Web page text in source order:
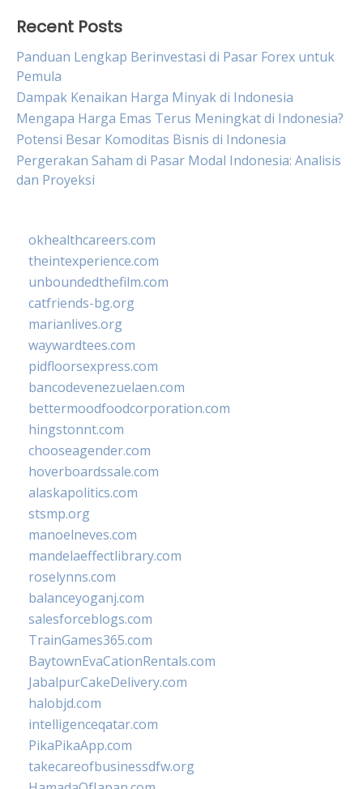
Recent Posts
Panduan Lengkap Berinvestasi di Pasar Forex untuk
Pemula
Dampak Kenaikan Harga Minyak di Indonesia
Mengapa Harga Emas Terus Meningkat di Indonesia?
Potensi Besar Komoditas Bisnis di Indonesia
Pergerakan Saham di Pasar Modal Indonesia: Analisis
dan Proyeksi
okhealthcareers.com
theintexperience.com
unboundedthefilm.com
catfriends-bg.org
marianlives.org
waywardtees.com
pidfloorsexpress.com
bancodevenezuelaen.com
bettermoodfoodcorporation.com
hingstonnt.com
chooseagender.com
hoverboardssale.com
alaskapolitics.com
stsmp.org
manoelneves.com
mandelaeffectlibrary.com
roselynns.com
balanceyoganj.com
salesforceblogs.com
TrainGames365.com
BaytownEvaCationRentals.com
JabalpurCakeDelivery.com
halobjd.com
intelligenceqatar.com
PikaPikaApp.com
takecareofbusinessdfw.org